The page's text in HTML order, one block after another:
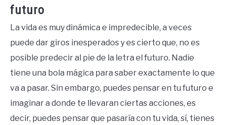
futuro
La vida es muy dinámica e impredecible, a veces
puede dar giros inesperados y es cierto que, no es
posible predecir al pie de la letra el futuro. Nadie
tiene una bola mágica para saber exactamente lo que
va a pasar. Sin embargo, puedes pensar en tu futuro e
imaginar a donde te llevaran ciertas acciones, es
decir, puedes pensar que pasaría con tu vida, sí, tienes